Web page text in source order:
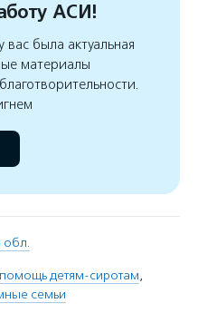
АСИ!
была актуальная
материалы
обл.
помощь детям-сиротам,
семьи